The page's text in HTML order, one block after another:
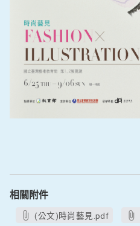
相關附件
(公文)時尚藝見.pdf